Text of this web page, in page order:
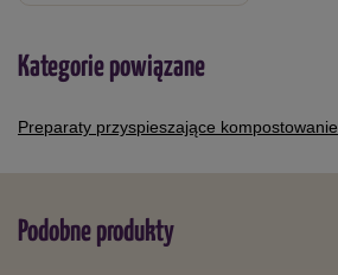
Kategorie powiązane
Preparaty przyspieszające kompostowanie
Podobne produkty